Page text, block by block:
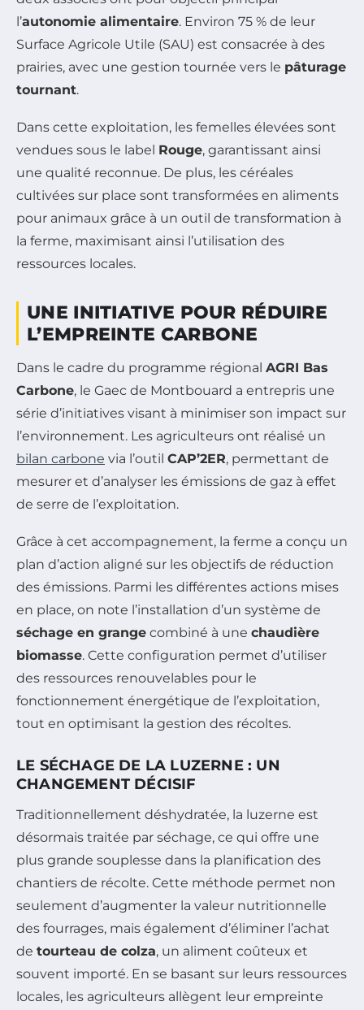
l’autonomie alimentaire. Environ 75 % de leur
Surface Agricole Utile (SAU) est consacrée à des
prairies, avec une gestion tournée vers le pâturage
tournant.
Dans cette exploitation, les femelles élevées sont
vendues sous le label Rouge, garantissant ainsi
une qualité reconnue. De plus, les céréales
cultivées sur place sont transformées en aliments
pour animaux grâce à un outil de transformation à
la ferme, maximisant ainsi l’utilisation des
ressources locales.
UNE INITIATIVE POUR RÉDUIRE
L’EMPREINTE CARBONE
Dans le cadre du programme régional AGRI Bas
Carbone, le Gaec de Montbouard a entrepris une
série d’initiatives visant à minimiser son impact sur
l’environnement. Les agriculteurs ont réalisé un
bilan carbone via l’outil CAP’2ER, permettant de
mesurer et d’analyser les émissions de gaz à effet
de serre de l’exploitation.
Grâce à cet accompagnement, la ferme a conçu un
plan d’action aligné sur les objectifs de réduction
des émissions. Parmi les différentes actions mises
en place, on note l’installation d’un système de
séchage en grange combiné à une chaudière
biomasse. Cette configuration permet d’utiliser
des ressources renouvelables pour le
fonctionnement énergétique de l’exploitation,
tout en optimisant la gestion des récoltes.
LE SÉCHAGE DE LA LUZERNE : UN
CHANGEMENT DÉCISIF
Traditionnellement déshydratée, la luzerne est
désormais traitée par séchage, ce qui offre une
plus grande souplesse dans la planification des
chantiers de récolte. Cette méthode permet non
seulement d’augmenter la valeur nutritionnelle
des fourrages, mais également d’éliminer l’achat
de tourteau de colza, un aliment coûteux et
souvent importé. En se basant sur leurs ressources
locales, les agriculteurs allègent leur empreinte